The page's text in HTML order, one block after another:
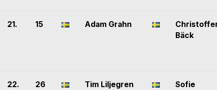
21. 15 Adam Grahn
Bäck
22. 26 Tim Liljegren
Sofie